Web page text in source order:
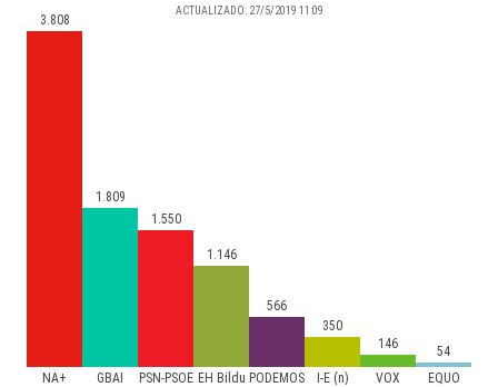
ACTUALIZADO: 27/5/2019 11:09
NA+ GBAI PSN-PSOE EH Bildu PODEMOS I-E (n) VOX EQUO
3.808
1.809
1.550
1.146
566
350
146
54